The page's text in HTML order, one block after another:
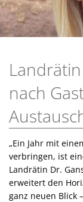
nach
„Ein Jahr mit
verbringen, ist
Landrätin Dr.
erweitert den
ganz neuen Blick